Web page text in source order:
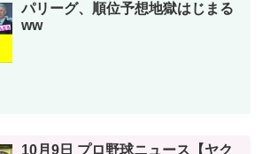
パリーグ、順位予想地獄はじまる
ww
10月9日 プロ野球ニュース【ヤク